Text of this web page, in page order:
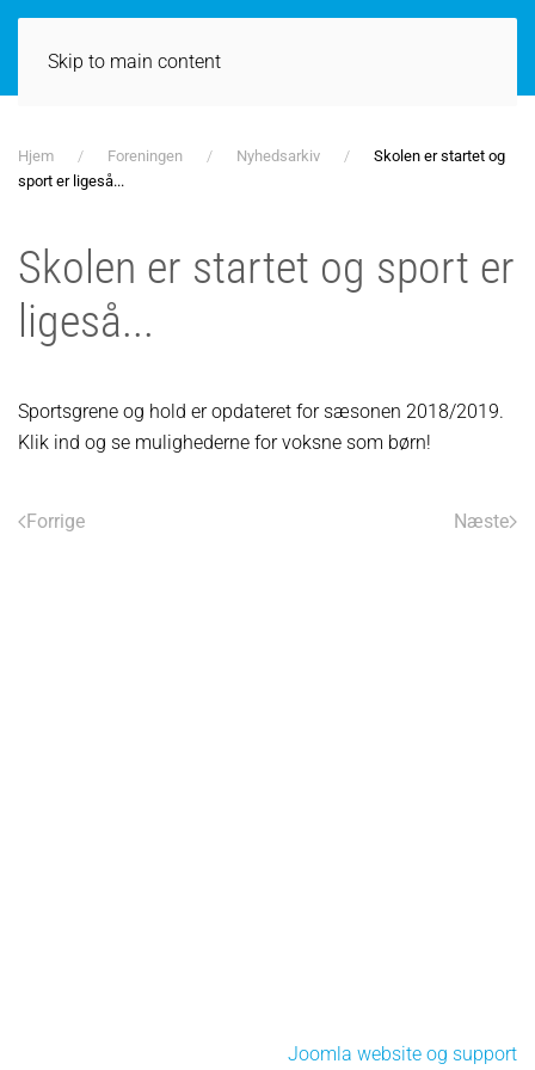
Skip to main content
Hjem Foreningen Nyhedsarkiv
Skolen er startet og
sport er ligeså...
Skolen er startet og sport er
ligeså...
Sportsgrene og hold er opdateret for sæsonen 2018/2019.
Klik ind og se mulighederne for voksne som børn!
Forrige Næste
Joomla website og support